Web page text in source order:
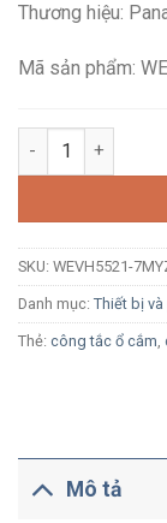
Thương hiệu:
Mã sản phẩm:
Công tắc 1
SKU: WEVH5521-
Danh mục: Thiết bị và
Thẻ: công tắc ổ cắm
Mô tả